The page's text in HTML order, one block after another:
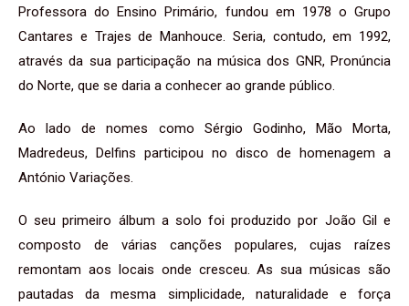
Professora do Ensino Primário, fundou em 1978 o Grupo
Cantares e Trajes de Manhouce. Seria, contudo, em 1992,
através da sua participação na música dos GNR, Pronúncia
do Norte, que se daria a conhecer ao grande público.
Ao lado de nomes como Sérgio Godinho, Mão Morta,
Madredeus, Delfins participou no disco de homenagem a
António Variações.
O seu primeiro álbum a solo foi produzido por João Gil e
composto de várias canções populares, cujas raízes
remontam aos locais onde cresceu. As sua músicas são
pautadas da mesma simplicidade, naturalidade e força